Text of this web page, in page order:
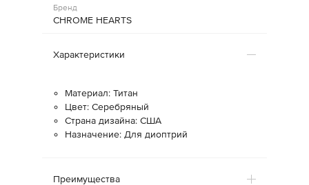
Бренд
CHROME HEARTS
Характеристики
Материал: Титан
Цвет: Серебряный
Страна дизайна: США
Назначение: Для диоптрий
Преимущества